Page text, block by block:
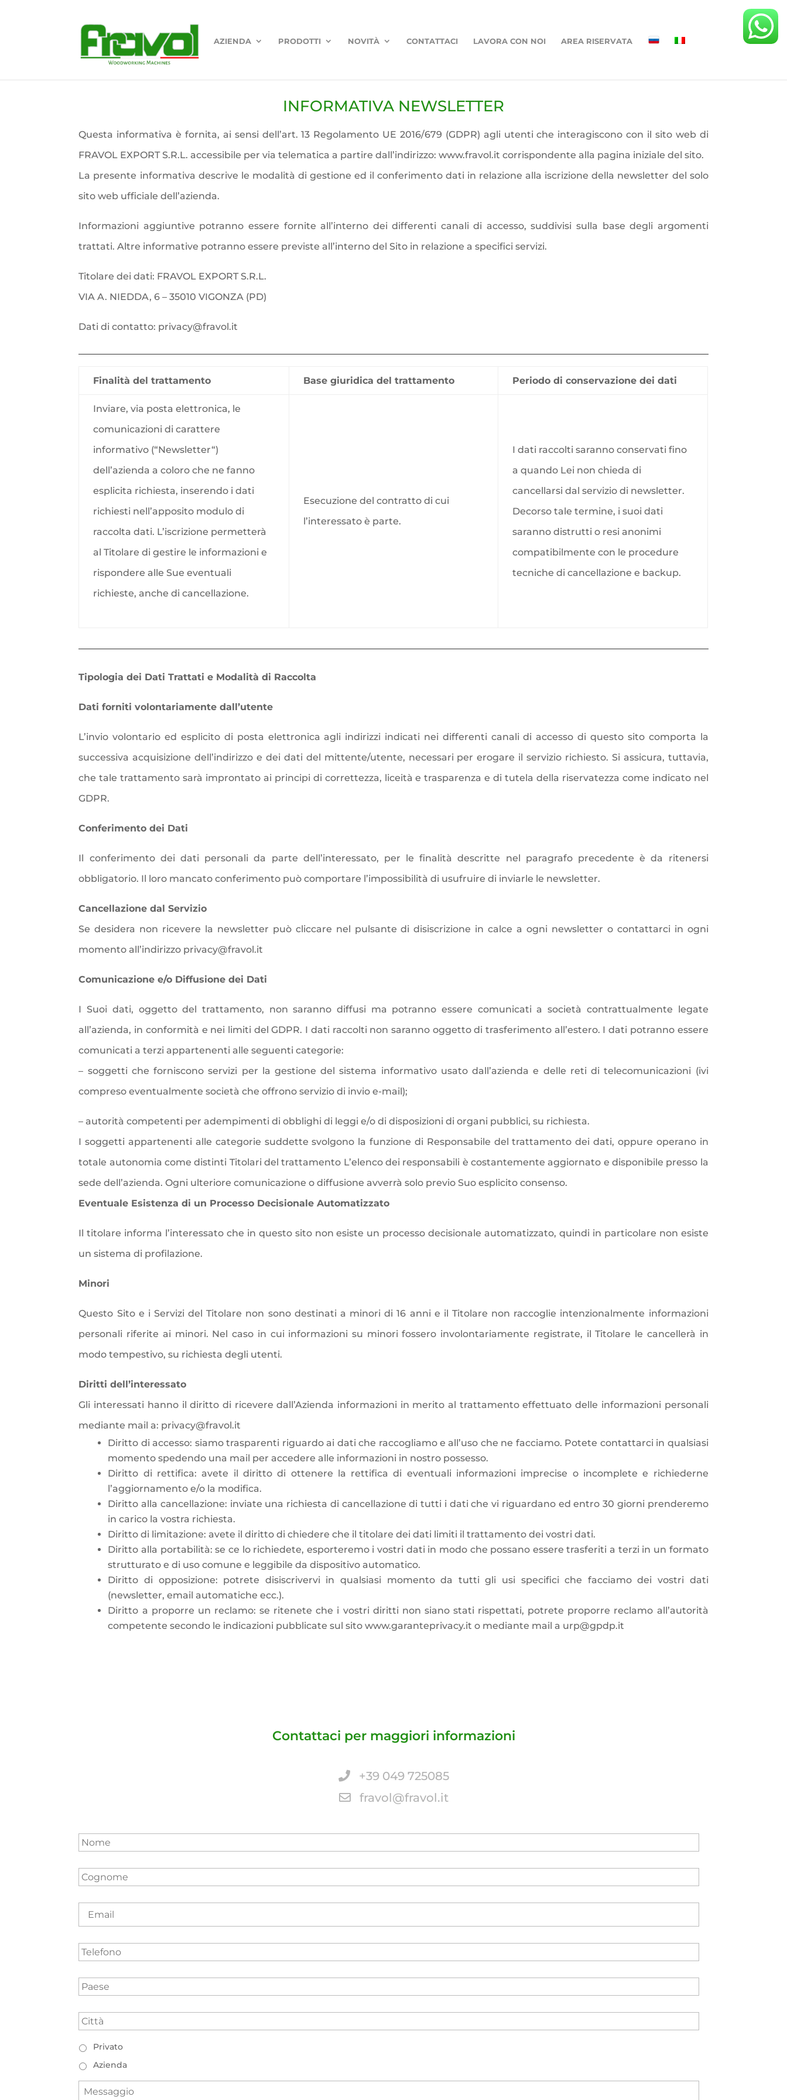
AZIENDA PRODOTTI NOVITÀ CONTATTACI LAVORA CON NOI AREA RISERVATA
INFORMATIVA NEWSLETTER
Questa informativa è fornita, ai sensi dell’art. 13 Regolamento UE 2016/679 (GDPR) agli utenti che interagiscono con il sito web di
FRAVOL EXPORT S.R.L. accessibile per via telematica a partire dall’indirizzo: www.fravol.it corrispondente alla pagina iniziale del sito.
La presente informativa descrive le modalità di gestione ed il conferimento dati in relazione alla iscrizione della newsletter del solo
sito web ufficiale dell’azienda.
Informazioni aggiuntive potranno essere fornite all’interno dei differenti canali di accesso, suddivisi sulla base degli argomenti
trattati. Altre informative potranno essere previste all’interno del Sito in relazione a specifici servizi.
Titolare dei dati: FRAVOL EXPORT S.R.L.
VIA A. NIEDDA, 6 – 35010 VIGONZA (PD)
Dati di contatto: privacy@fravol.it
Finalità del trattamento Base giuridica del trattamento Periodo di conservazione dei dati
Inviare, via posta elettronica, le
comunicazioni di carattere
informativo (“Newsletter“)
dell’azienda a coloro che ne fanno
esplicita richiesta, inserendo i dati
richiesti nell’apposito modulo di
raccolta dati. L’iscrizione permetterà
al Titolare di gestire le informazioni e
rispondere alle Sue eventuali
richieste, anche di cancellazione.
Esecuzione del contratto di cui
l’interessato è parte.
I dati raccolti saranno conservati fino
a quando Lei non chieda di
cancellarsi dal servizio di newsletter.
Decorso tale termine, i suoi dati
saranno distrutti o resi anonimi
compatibilmente con le procedure
tecniche di cancellazione e backup.
Tipologia dei Dati Trattati e Modalità di Raccolta
Dati forniti volontariamente dall’utente
L’invio volontario ed esplicito di posta elettronica agli indirizzi indicati nei differenti canali di accesso di questo sito comporta la
successiva acquisizione dell’indirizzo e dei dati del mittente/utente, necessari per erogare il servizio richiesto. Si assicura, tuttavia,
che tale trattamento sarà improntato ai principi di correttezza, liceità e trasparenza e di tutela della riservatezza come indicato nel
GDPR.
Conferimento dei Dati
Il conferimento dei dati personali da parte dell’interessato, per le finalità descritte nel paragrafo precedente è da ritenersi
obbligatorio. Il loro mancato conferimento può comportare l’impossibilità di usufruire di inviarle le newsletter.
Cancellazione dal Servizio
Se desidera non ricevere la newsletter può cliccare nel pulsante di disiscrizione in calce a ogni newsletter o contattarci in ogni
momento all’indirizzo privacy@fravol.it
Comunicazione e/o Diffusione dei Dati
I Suoi dati, oggetto del trattamento, non saranno diffusi ma potranno essere comunicati a società contrattualmente legate
all’azienda, in conformità e nei limiti del GDPR. I dati raccolti non saranno oggetto di trasferimento all’estero. I dati potranno essere
comunicati a terzi appartenenti alle seguenti categorie:
– soggetti che forniscono servizi per la gestione del sistema informativo usato dall’azienda e delle reti di telecomunicazioni (ivi
compreso eventualmente società che offrono servizio di invio e-mail);
– autorità competenti per adempimenti di obblighi di leggi e/o di disposizioni di organi pubblici, su richiesta.
I soggetti appartenenti alle categorie suddette svolgono la funzione di Responsabile del trattamento dei dati, oppure operano in
totale autonomia come distinti Titolari del trattamento L’elenco dei responsabili è costantemente aggiornato e disponibile presso la
sede dell’azienda. Ogni ulteriore comunicazione o diffusione avverrà solo previo Suo esplicito consenso.
Eventuale Esistenza di un Processo Decisionale Automatizzato
Il titolare informa l’interessato che in questo sito non esiste un processo decisionale automatizzato, quindi in particolare non esiste
un sistema di profilazione.
Minori
Questo Sito e i Servizi del Titolare non sono destinati a minori di 16 anni e il Titolare non raccoglie intenzionalmente informazioni
personali riferite ai minori. Nel caso in cui informazioni su minori fossero involontariamente registrate, il Titolare le cancellerà in
modo tempestivo, su richiesta degli utenti.
Diritti dell’interessato
Gli interessati hanno il diritto di ricevere dall’Azienda informazioni in merito al trattamento effettuato delle informazioni personali
mediante mail a: privacy@fravol.it
Diritto di accesso: siamo trasparenti riguardo ai dati che raccogliamo e all’uso che ne facciamo. Potete contattarci in qualsiasi
momento spedendo una mail per accedere alle informazioni in nostro possesso.
Diritto di rettifica:avete il diritto di ottenere la rettifica di eventuali informazioni imprecise o incomplete e richiederne
l’aggiornamento e/o la modifica.
Diritto alla cancellazione: inviate una richiesta di cancellazione di tutti i dati che vi riguardano ed entro 30 giorni prenderemo
in carico la vostra richiesta.
Diritto di limitazione:avete il diritto di chiedere che il titolare dei dati limiti il trattamento dei vostri dati.
Diritto alla portabilità:se ce lo richiedete, esporteremo i vostri dati in modo che possano essere trasferiti a terzi in un formato
strutturato e di uso comune e leggibile da dispositivo automatico.
Diritto di opposizione: potrete disiscrivervi in qualsiasi momento da tutti gli usi specifici che facciamo dei vostri dati
(newsletter, email automatiche ecc.).
Diritto a proporre un reclamo:se ritenete che i vostri diritti non siano stati rispettati, potrete proporre reclamo all’autorità
competente secondo le indicazioni pubblicate sul sito www.garanteprivacy.it o mediante mail a urp@gpdp.it
Contattaci per maggiori informazioni
+39 049 725085
fravol@fravol.it
Nome *
Cognome *
Email
Telefono
Paese *
Città *
Tipologia
Privato
Azienda
Messaggio